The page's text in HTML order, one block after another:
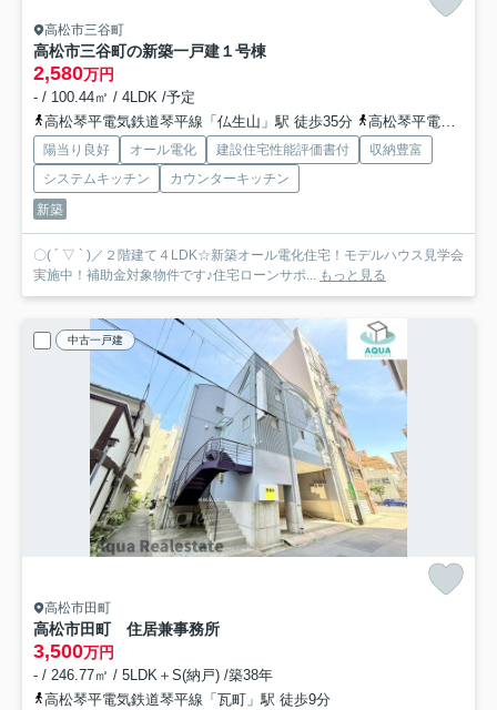
高松市三谷町
高松市三谷町の新築一戸建１号棟
2,580万円
- / 100.44㎡ / 4LDK /予定
高松琴平電気鉄道琴平線「仏生山」駅 徒歩35分
高松琴平電気鉄道琴平線「太田」駅 徒歩42分
陽当り良好 オール電化 建設住宅性能評価書付
収納豊富
システムキッチン
カウンターキッチン
新築
〇( ´ ▽ ` )／２階建て４LDK☆新築オール電化住宅！モデルハウス見学会
実施中！補助金対象物件です♪住宅ローンサポ... もっと見る
中古一戸建
高松市田町
高松市田町 住居兼事務所
3,500万円
- / 246.77㎡ / 5LDK＋S(納戸) /築38年
高松琴平電気鉄道琴平線「瓦町」駅 徒歩9分